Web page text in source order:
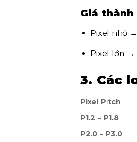
Giá thành
Pixel nhỏ
Pixel lớn →
3. Các
Pixel Pitch
P1.2 – P1.8
P2.0 – P3.0